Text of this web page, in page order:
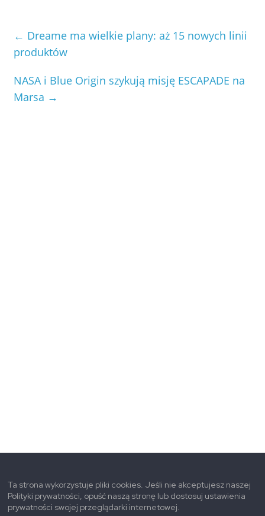
← Dreame ma wielkie plany: aż 15 nowych linii
produktów
NASA i Blue Origin szykują misję ESCAPADE na
Marsa →
Ta strona wykorzystuje pliki cookies. Jeśli nie akceptujesz naszej
Polityki prywatności, opuść naszą stronę lub dostosuj ustawienia
prywatności swojej przeglądarki internetowej.